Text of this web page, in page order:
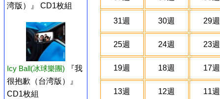
湾版）』 CD1枚組
Icy Ball(冰球樂團)
『我
很抱歉（台湾版）』
CD1枚組
31週 30週 29週
25週 24週 23週
19週 18週 17週
13週 12週 11週